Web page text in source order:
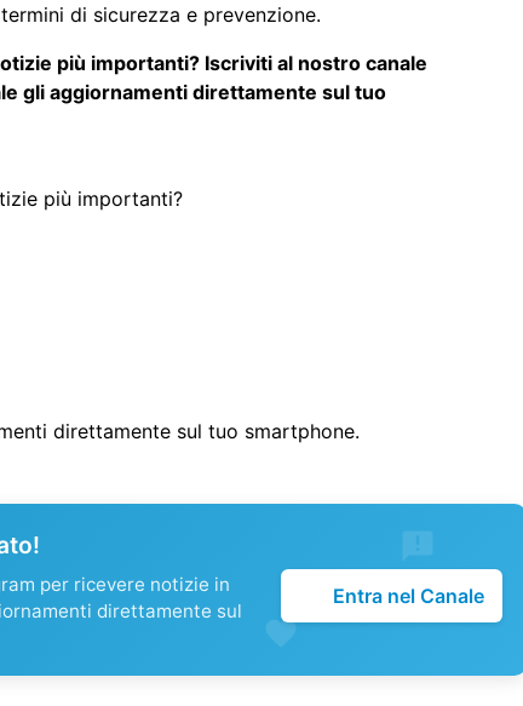
di sicurezza e prevenzione.
più importanti? Iscriviti al nostro canale
gli aggiornamenti direttamente sul tuo
più importanti?
direttamente sul tuo smartphone.
per ricevere notizie in
direttamente sul
Entra nel Canale